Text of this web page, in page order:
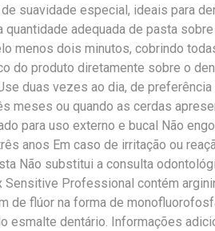
suavidade especial, ideais para
adequada de pasta sobre
menos dois minutos, cobrindo
do produto diretamente sobre o
duas vezes ao dia, de preferência
meses ou quando as cerdas
para uso externo e bucal Não
anos Em caso de irritação ou
Não substitui a consulta
Professional contém
de flúor na forma de
esmalte dentário. Informações